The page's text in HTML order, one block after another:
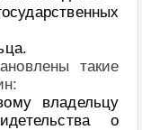
такие
владельцу
о